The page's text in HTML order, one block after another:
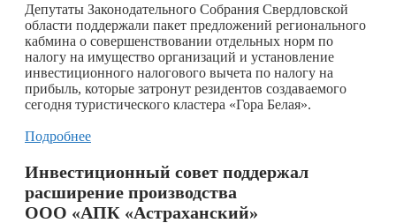
Депутаты Законодательного Собрания Свердловской
области поддержали пакет предложений регионального
кабмина о совершенствовании отдельных норм по
налогу на имущество организаций и установление
инвестиционного налогового вычета по налогу на
прибыль, которые затронут резидентов создаваемого
сегодня туристического кластера «Гора Белая».
Подробнее
Инвестиционный совет поддержал
расширение производства
ООО «АПК «Астраханский»